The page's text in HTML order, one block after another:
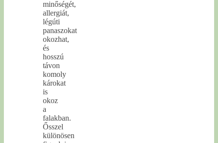
minőségét,
allergiát,
légúti
panaszokat
okozhat,
és
hosszú
távon
komoly
károkat
is
okoz
a
falakban.
Ősszel
különösen